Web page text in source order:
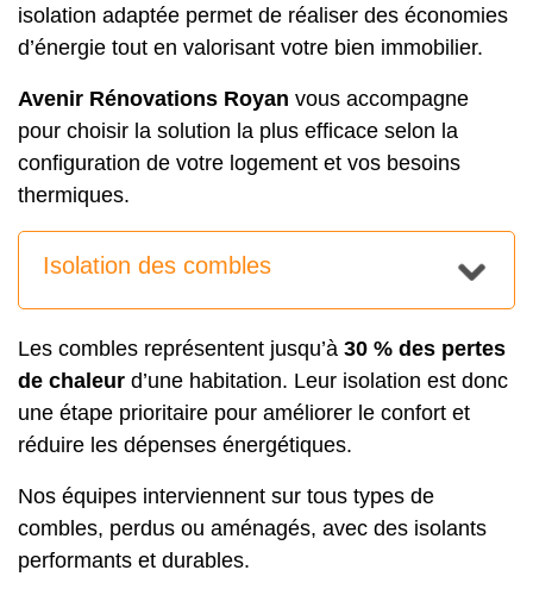
isolation adaptée permet de réaliser des économies
d’énergie tout en valorisant votre bien immobilier.
Avenir Rénovations Royan vous accompagne
pour choisir la solution la plus efficace selon la
configuration de votre logement et vos besoins
thermiques.
Isolation des combles
Les combles représentent jusqu’à 30 % des pertes
de chaleur d’une habitation. Leur isolation est donc
une étape prioritaire pour améliorer le confort et
réduire les dépenses énergétiques.
Nos équipes interviennent sur tous types de
combles, perdus ou aménagés, avec des isolants
performants et durables.